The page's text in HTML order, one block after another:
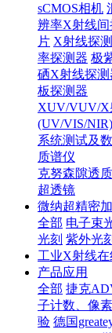
sCMOS相机
辨率X射线
片 X射线探
率探测器 极
硒X射线探测
板探测器
XUV/VUV/X
(UV/VIS/NIR)
系统测试及
质谱仪
克努森隙透
超透镜
微纳超精密
全部 电子束
光刻 紫外光
工业X射线在
产品应用
全部 捷克
子计数、像
验 德国